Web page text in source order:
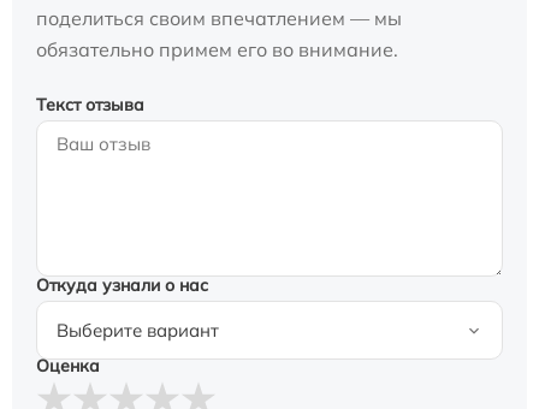
поделиться своим впечатлением — мы
обязательно примем его во внимание.
Текст отзыва
Откуда узнали о нас
Оценка